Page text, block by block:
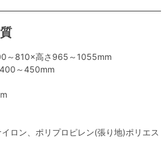
～810×高さ965～1055mm
～450mm
ロン、ポリプロピレン(張り地)ポリエス